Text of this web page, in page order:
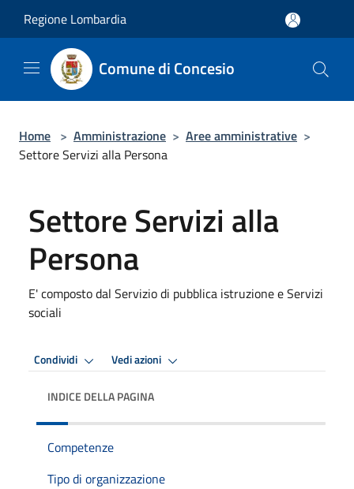
Regione Lombardia
Comune di Concesio
Home > Amministrazione > Aree amministrative >
Settore Servizi alla Persona
Settore Servizi alla
Persona
E' composto dal Servizio di pubblica istruzione e Servizi
sociali
Condividi Vedi azioni
INDICE DELLA PAGINA
Competenze
Tipo di organizzazione